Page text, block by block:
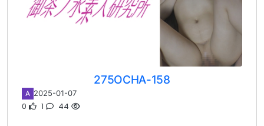
275OCHA-158
A 2025-01-07
0 1 44